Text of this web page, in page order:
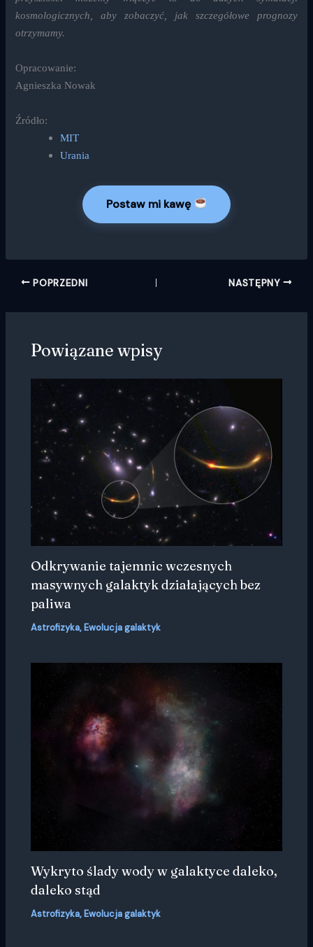
kosmologicznych, aby zobaczyć, jak szczegółowe prognozy
otrzymamy.
Opracowanie:
Agnieszka Nowak
Źródło:
MIT
Urania
Postaw mi kawę
POPRZEDNI NASTĘPNY
Powiązane wpisy
Odkrywanie tajemnic wczesnych
masywnych galaktyk działających bez
paliwa
Astrofizyka, Ewolucja galaktyk
Wykryto ślady wody w galaktyce daleko,
daleko stąd
Astrofizyka, Ewolucja galaktyk